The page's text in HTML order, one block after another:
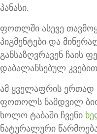
პანასი.
ფოთლში ასევე
პიგმენტები და
განსაზღვრავენ ჩაის
დაბალანსებულ
ამ ყველაფრის ერთად
ფოთოლს ნამდვილ
ხოლო ტაბაში ჩვენი
ნატურალური